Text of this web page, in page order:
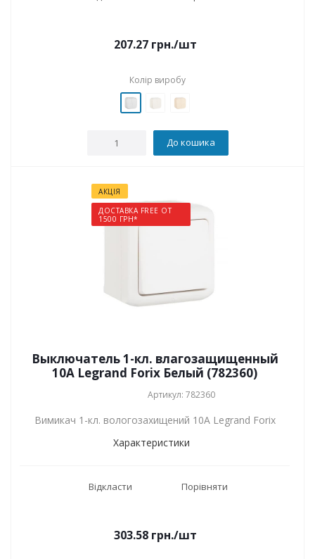
207.27грн./шт
Колір виробу
До кошика
АКЦІЯ
ДОСТАВКА FREE ОТ
1500 ГРН*
Выключатель 1-кл. влагозащищенный
10A Legrand Forix Белый (782360)
Артикул: 782360
Вимикач 1-кл. вологозахищений 10A Legrand Forix
Характеристики
Відкласти Порівняти
303.58грн./шт